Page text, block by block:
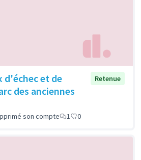
d'échec et de
des anciennes
Retenue
son compte 1 0